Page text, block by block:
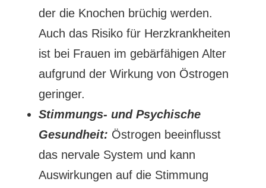
der die Knochen brüchig werden.
Auch das Risiko für Herzkrankheiten
ist bei Frauen im gebärfähigen Alter
aufgrund der Wirkung von Östrogen
geringer.
Stimmungs- und Psychische
Gesundheit: Östrogen beeinflusst
das nervale System und kann
Auswirkungen auf die Stimmung